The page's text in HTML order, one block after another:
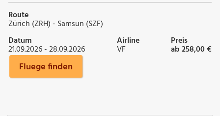
Route
Zürich (ZRH) - Samsun (SZF)
Datum
21.09.2026 - 28.09.2026
Airline
VF
Preis
ab 258,00 €
Fluege finden